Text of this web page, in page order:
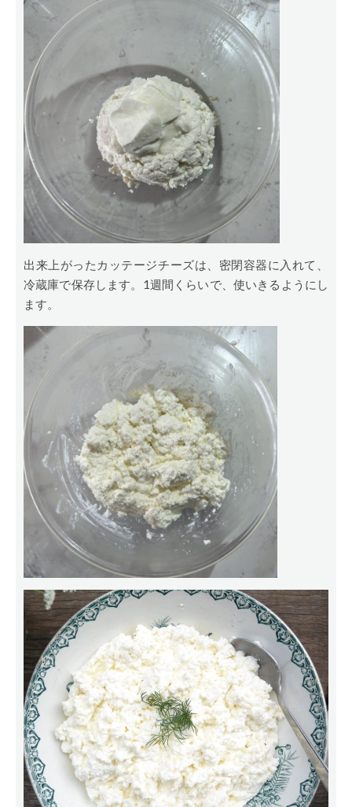
出来上がったカッテージチーズは、密閉容器に入れて、
冷蔵庫で保存します。1週間くらいで、使いきるようにし
ます。